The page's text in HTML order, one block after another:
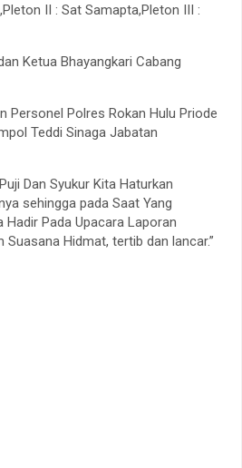
II : Sat Samapta,Pleton III :
Ketua Bhayangkari Cabang
Personel Polres Rokan Hulu Priode
Teddi Sinaga Jabatan
Dan Syukur Kita Haturkan
sehingga pada Saat Yang
Pada Upacara Laporan
Hidmat, tertib dan lancar.”